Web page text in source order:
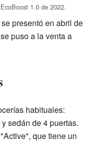
1.0 de 2022.
presentó en abril de
puso a la venta a
habituales:
sedán de 4 puertas.
que tiene un